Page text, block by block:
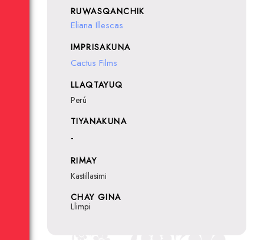
RUWASQANCHIK
Eliana Illescas
IMPRISAKUNA
Cactus Films
LLAQTAYUQ
Perú
TIYANAKUNA
-
RIMAY
Kastillasimi
CHAY GINA
Llimpi